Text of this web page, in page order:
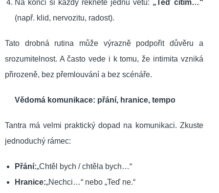
Na konci si každý řekněte jednu větu: „Teď cítím…“
(např. klid, nervozitu, radost).
Tato drobná rutina může výrazně podpořit důvěru a
srozumitelnost. A často vede i k tomu, že intimita vzniká
přirozeně, bez přemlouvání a bez scénáře.
Vědomá komunikace: přání, hranice, tempo
Tantra má velmi praktický dopad na komunikaci. Zkuste
jednoduchý rámec:
Přání:„Chtěl bych / chtěla bych…“
Hranice:„Nechci…“ nebo „Teď ne.“